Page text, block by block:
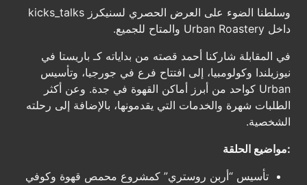
وسلطنا الضوء على العرض الحصري لسنيكرز kicks_talks
داخل Urban Roastery والمتاح للجميع.
في المقابلة شاركنا أحمد قصته من بداياته كـ باريستا في
نيوزيلندا وكولومبيا، إلى افتتاح فرع في جورجيا، وتأسيس
Urban كواحد من أبرز أماكن القهوة في جدة. وعن أكثر
الطلبات شهرة والخدمات التي يقدمونها، بالإضافة إلى رحلته
الشخصية.
:مواضيع الحلقة
تأسيس “أربن روستري” كمشروع محمص قهوة وكوفي